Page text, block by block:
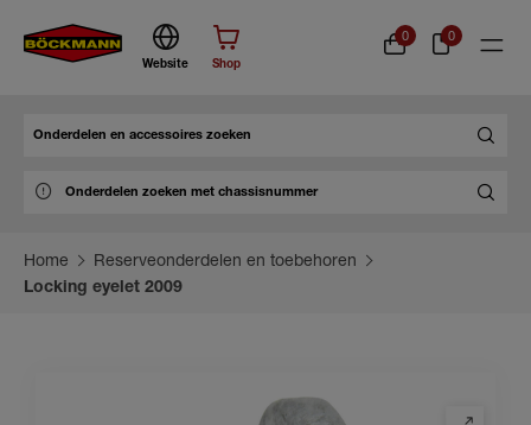
Website Shop
0 0
Home
Reserveonderdelen en toebehoren
Locking eyelet 2009